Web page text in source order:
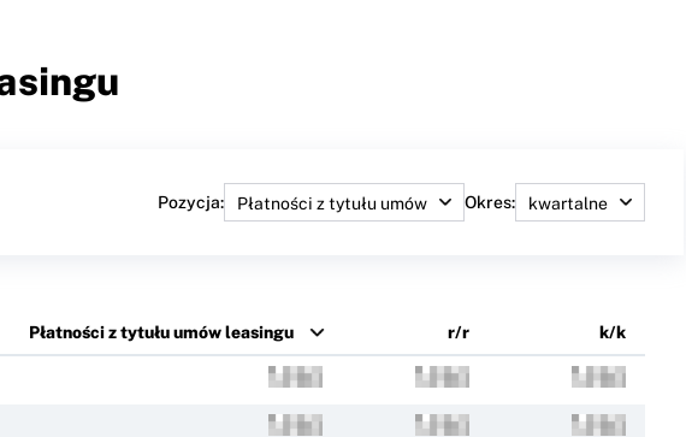
Pozycja: Okres:
Płatności z tytułu umów leasingu r/r k/k